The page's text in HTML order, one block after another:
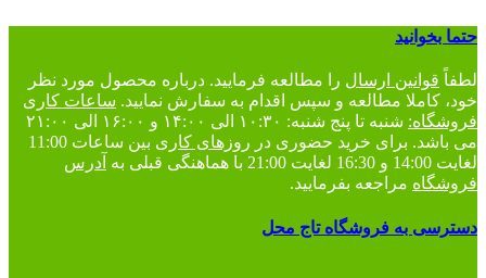
حتما بخوانید
لطفاً قوانین ارسال را مطالعه فرمایید. درباره محصول مورد نظر
خود، کاملا مطالعه و سپس اقدام به سفارش نمایید. ساعات کاری
فروشگاه:
شنبه تا پنج شنبه: ۱۰:۳۰ الی ۱۴:۰۰ و ۱۶:۰۰ الی ۲۱:۰۰
می باشد. برای خرید حضوری در روزهای کاری
بین ساعات 11:00
لغایت 14:00 و 16:30 لغایت 21:00 با هماهنگی قبلی به
آدرس
فروشگاه مراجعه بفرمایید.
دسترسی به فروشگاه تاج محل